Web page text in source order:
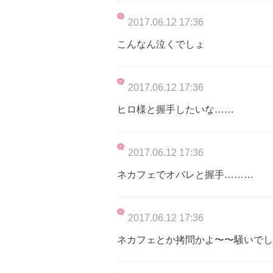
2017.06.12 17:36
こんなん泣くでしょ
2017.06.12 17:36
ヒロ様と握手したいな……
2017.06.12 17:36
ネカフェでオバレと握手………
2017.06.12 17:36
ネカフェとか拷問かよ〜〜騒いで